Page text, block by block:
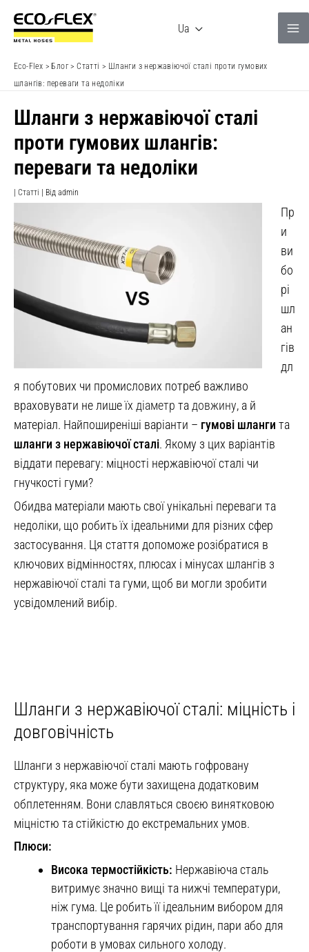
вмісту
Ua
Eco-Flex > Блог>Статті > Шланги з нержавіючої сталі проти гумових
шлангів: переваги та недоліки
Шланги з нержавіючої сталі
проти гумових шлангів:
переваги та недоліки
Статті | Від admin
Пр
и
ви
бо
рі
шл
ан
гів
дл
я побутових чи промислових потреб важливо
враховувати не лише їх діаметр та довжину, а й
матеріал. Найпоширеніші варіанти – гумові шланги та
шланги з нержавіючої сталі. Якому з цих варіантів
віддати перевагу: міцності нержавіючої сталі чи
гнучкості гуми?
Обидва матеріали мають свої унікальні переваги та
недоліки, що робить їх ідеальними для різних сфер
застосування. Ця стаття допоможе розібратися в
ключових відмінностях, плюсах і мінусах шлангів з
нержавіючої сталі та гуми, щоб ви могли зробити
усвідомлений вибір.
Шланги з нержавіючої сталі: міцність і
довговічність
Шланги з нержавіючої сталі мають гофровану
структуру, яка може бути захищена додатковим
обплетенням. Вони славляться своєю винятковою
міцністю та стійкістю до екстремальних умов.
Плюси:
Висока термостійкість: Нержавіюча сталь
витримує значно вищі та нижчі температури,
ніж гума. Це робить її ідеальним вибором для
транспортування гарячих рідин, пари або для
роботи в умовах сильного холоду.